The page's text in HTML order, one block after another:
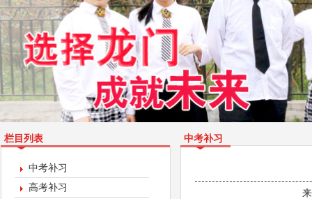
栏目列表
中考补习
高考补习
中考补习